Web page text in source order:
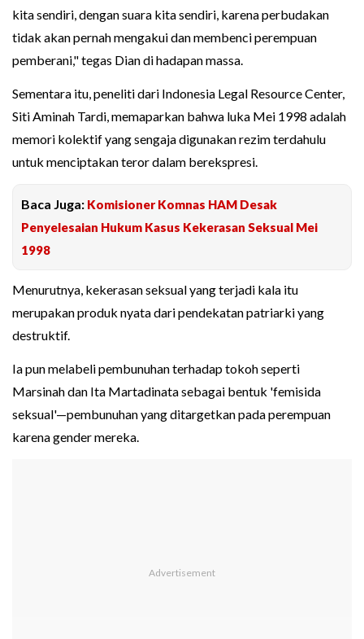
kita sendiri, dengan suara kita sendiri, karena perbudakan
tidak akan pernah mengakui dan membenci perempuan
pemberani," tegas Dian di hadapan massa.
Sementara itu, peneliti dari Indonesia Legal Resource Center,
Siti Aminah Tardi, memaparkan bahwa luka Mei 1998 adalah
memori kolektif yang sengaja digunakan rezim terdahulu
untuk menciptakan teror dalam berekspresi.
Baca Juga: Komisioner Komnas HAM Desak
Penyelesaian Hukum Kasus Kekerasan Seksual Mei
1998
Menurutnya, kekerasan seksual yang terjadi kala itu
merupakan produk nyata dari pendekatan patriarki yang
destruktif.
Ia pun melabeli pembunuhan terhadap tokoh seperti
Marsinah dan Ita Martadinata sebagai bentuk 'femisida
seksual'—pembunuhan yang ditargetkan pada perempuan
karena gender mereka.